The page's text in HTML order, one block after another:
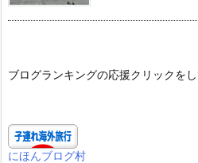
ブログランキングの応援クリックを
にほんブログ村